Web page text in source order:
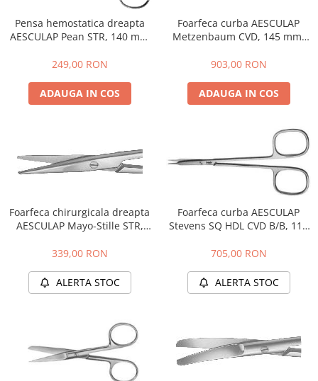
Incubatoare animale
Sisteme de încălzire
Aparatură diagnostic
Cititoare microcipuri
Glucometre
Otoscoape
Stetoscoape
Termometre și higrometre
Tonometre
Aparatură tratament
Accesorii tratament
Aspiratoare chirurgicale
Eprubete
Leucoplast / Feși tifon/Comprese
Manusi chirurgicale
Soluții igienizare
Sonde Gastrice
Distanțiere / suporturi cuțite
Uleiuri, cuțite, spray-uri răcire
Ustensile
Clești / pile gheare
Descalcitoare
Descâlcitoare
Manusi grooming
Perii
Trimere
Tăietoare de noduri
Cabine de uscare
Cosmetice animale
Șampoane
Tratamente grooming / măști
Igienă animale
Culori
Pensa hemostatica dreapta
AESCULAP Pean STR, 140 mm
249,00 RON
ADAUGA IN COS
Foarfeca curba AESCULAP
Metzenbaum CVD, 145 mm,
903,00 RON
ADAUGA IN COS
Foarfeca chirurgicala dreapta
AESCULAP Mayo-Stille STR,
339,00 RON
ALERTA STOC
Foarfeca curba AESCULAP
Stevens SQ HDL CVD B/B, 115
705,00 RON
ALERTA STOC